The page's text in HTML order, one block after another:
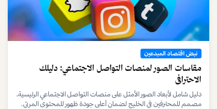
نبض اقتصاد المبدعين
مقاسات الصور لمنصات التواصل الاجتماعي: دليلك
الاحترافي
دليل شامل لأبعاد الصور الأمثل على منصات التواصل الاجتماعي الرئيسية،
مصمم للمحترفين في الخليج لضمان أعلى جودة ظهور للمحتوى المرئي.